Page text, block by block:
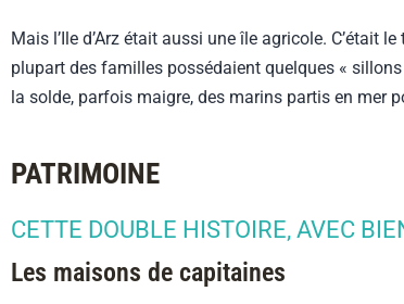
Mais l’Ile d’Arz était aussi une île agricole. C’était
plupart des familles possédaient quelques «
la solde, parfois maigre, des marins partis en mer
PATRIMOINE
CETTE DOUBLE HISTOIRE, AVEC
Les maisons de capitaines